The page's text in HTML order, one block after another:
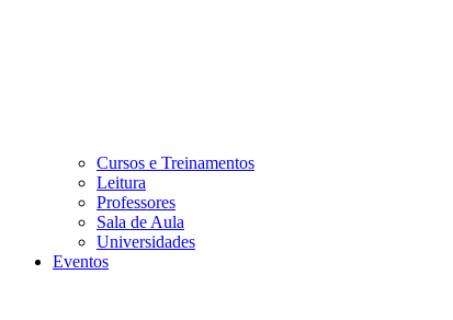
Cursos e Treinamentos
Leitura
Professores
Sala de Aula
Universidades
Eventos